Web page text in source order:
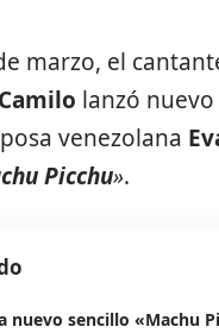
marzo, el
Camilo lanzó
venezolana
Picchu».
nuevo sencillo «Machu